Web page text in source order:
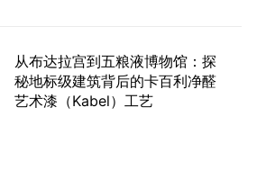
从布达拉宫到五粮液博物馆：探
秘地标级建筑背后的卡百利净醛
艺术漆（Kabel）工艺